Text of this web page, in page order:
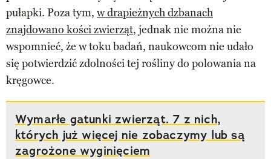
pułapki. Poza tym, w drapieżnych dzbanach
znajdowano kości zwierząt, jednak nie można nie
wspomnieć, że w toku badań, naukowcom nie udało
się potwierdzić zdolności tej rośliny do polowania na
kręgowce.
Wymarłe gatunki zwierząt. 7 z nich,
których już więcej nie zobaczymy lub są
zagrożone wyginięciem